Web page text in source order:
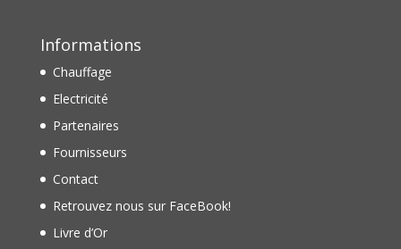
Informations
Chauffage
Electricité
Partenaires
Fournisseurs
Contact
Retrouvez nous sur FaceBook!
Livre d’Or